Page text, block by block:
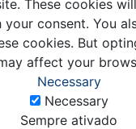
These cookies
consent. You
cookies. But
affect your
Necessary
Necessary
Sempre ativado